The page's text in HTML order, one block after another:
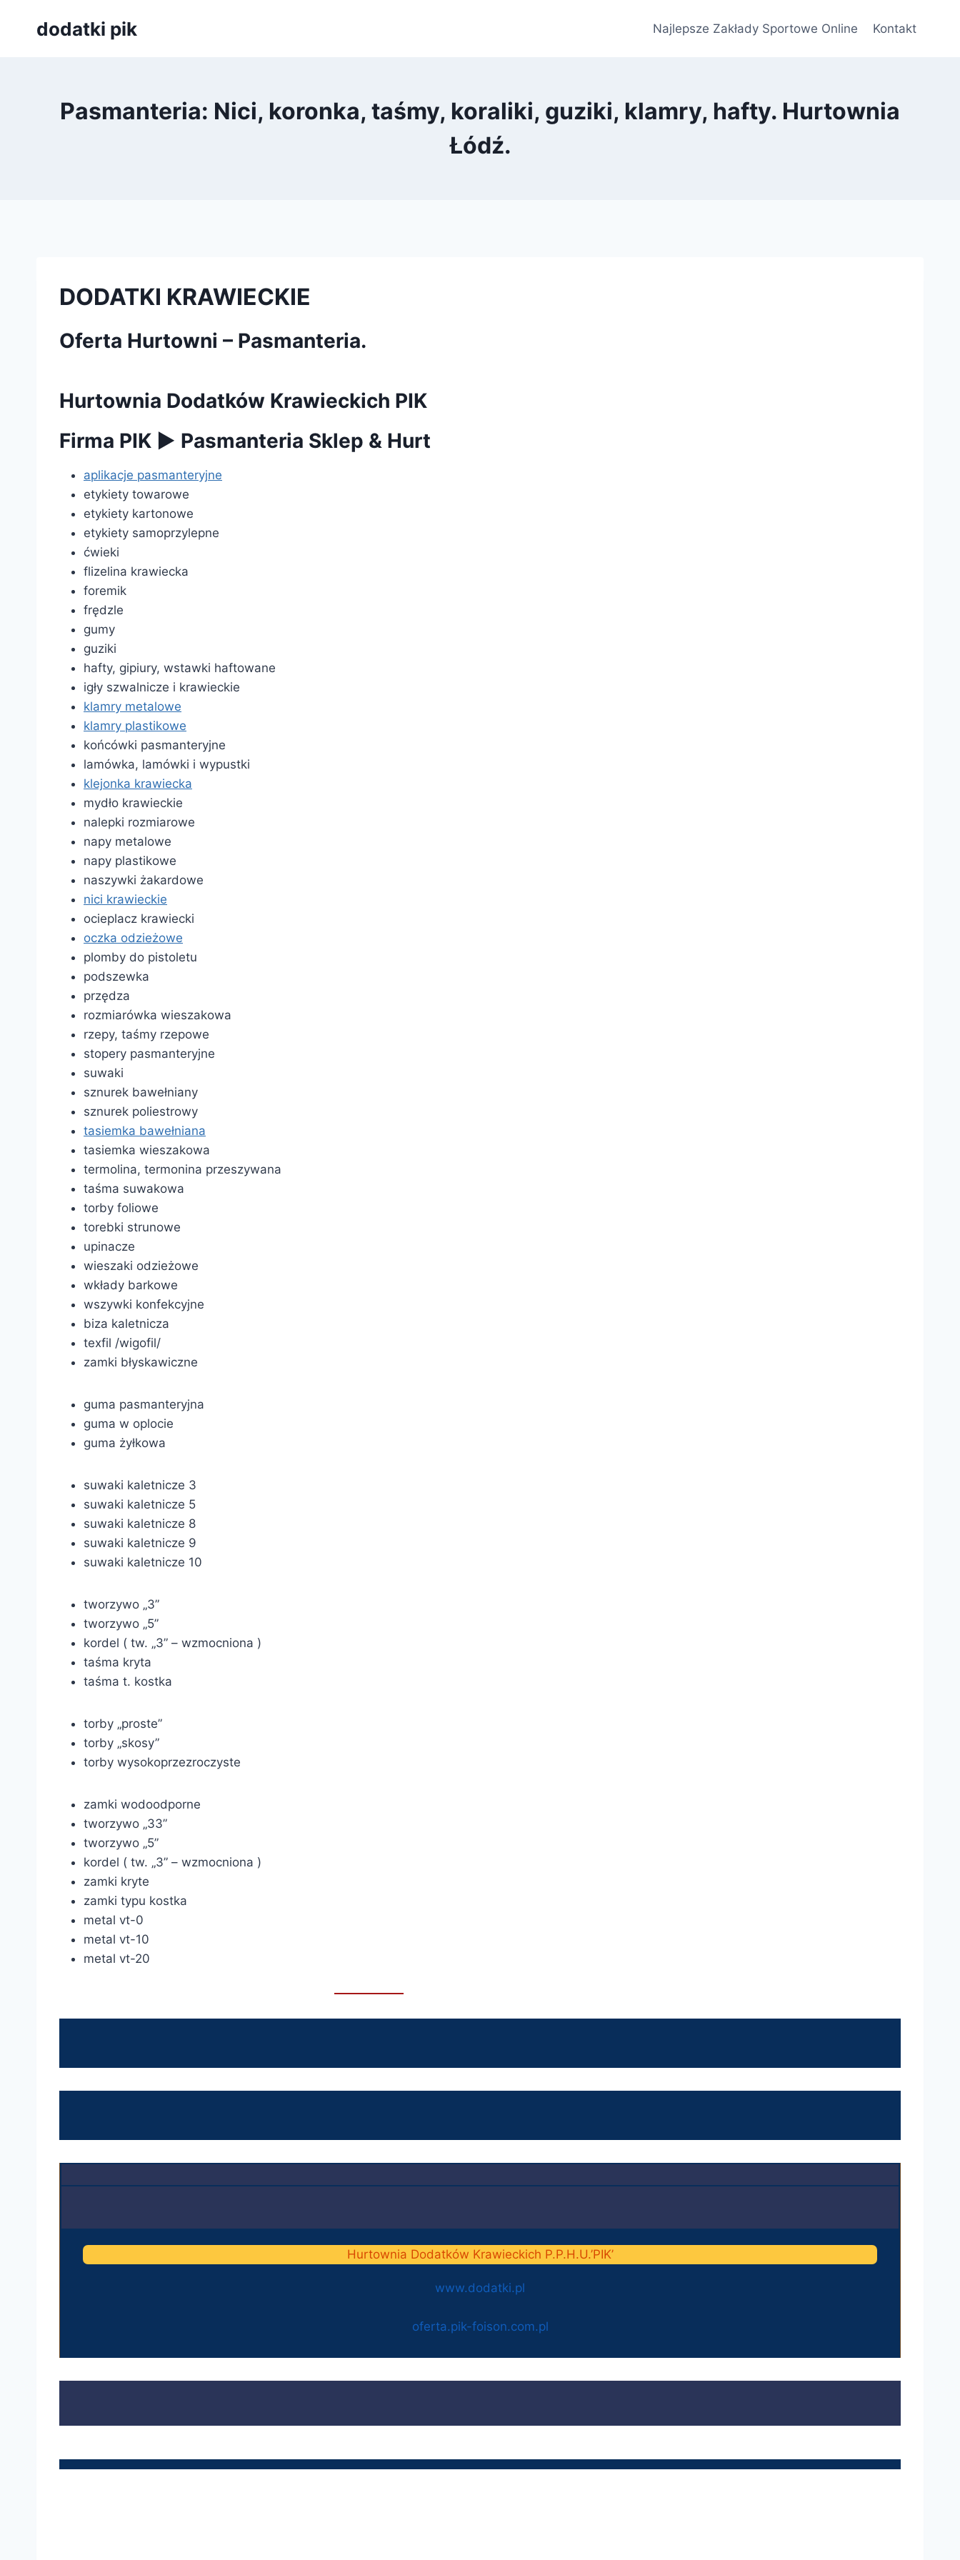
dodatki pik Najlepsze Zakłady Sportowe Online Kontakt
Pasmanteria: Nici, koronka, taśmy, koraliki, guziki, klamry, hafty. Hurtownia
Łódź.
DODATKI KRAWIECKIE
Oferta Hurtowni – Pasmanteria.
Hurtownia Dodatków Krawieckich PIK
Firma PIK ► Pasmanteria Sklep & Hurt
aplikacje pasmanteryjne
etykiety towarowe
etykiety kartonowe
etykiety samoprzylepne
ćwieki
flizelina krawiecka
foremik
frędzle
gumy
guziki
hafty, gipiury, wstawki haftowane
igły szwalnicze i krawieckie
klamry metalowe
klamry plastikowe
końcówki pasmanteryjne
lamówka, lamówki i wypustki
klejonka krawiecka
mydło krawieckie
nalepki rozmiarowe
napy metalowe
napy plastikowe
naszywki żakardowe
nici krawieckie
ocieplacz krawiecki
oczka odzieżowe
plomby do pistoletu
podszewka
przędza
rozmiarówka wieszakowa
rzepy, taśmy rzepowe
stopery pasmanteryjne
suwaki
sznurek bawełniany
sznurek poliestrowy
tasiemka bawełniana
tasiemka wieszakowa
termolina, termonina przeszywana
taśma suwakowa
torby foliowe
torebki strunowe
upinacze
wieszaki odzieżowe
wkłady barkowe
wszywki konfekcyjne
biza kaletnicza
texfil /wigofil/
zamki błyskawiczne
guma pasmanteryjna
guma w oplocie
guma żyłkowa
suwaki kaletnicze 3
suwaki kaletnicze 5
suwaki kaletnicze 8
suwaki kaletnicze 9
suwaki kaletnicze 10
tworzywo „3”
tworzywo „5”
kordel ( tw. „3” – wzmocniona )
taśma kryta
taśma t. kostka
torby „proste”
torby „skosy”
torby wysokoprzezroczyste
zamki wodoodporne
tworzywo „33”
tworzywo „5”
kordel ( tw. „3” – wzmocniona )
zamki kryte
zamki typu kostka
metal vt-0
metal vt-10
metal vt-20
Hurtownia Dodatków Krawieckich P.P.H.U.’PIK’
www.dodatki.pl
oferta.pik-foison.com.pl